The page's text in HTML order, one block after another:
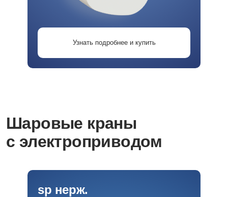
Узнать подробнее и купить
Шаровые краны
с электроприводом
sp нерж.